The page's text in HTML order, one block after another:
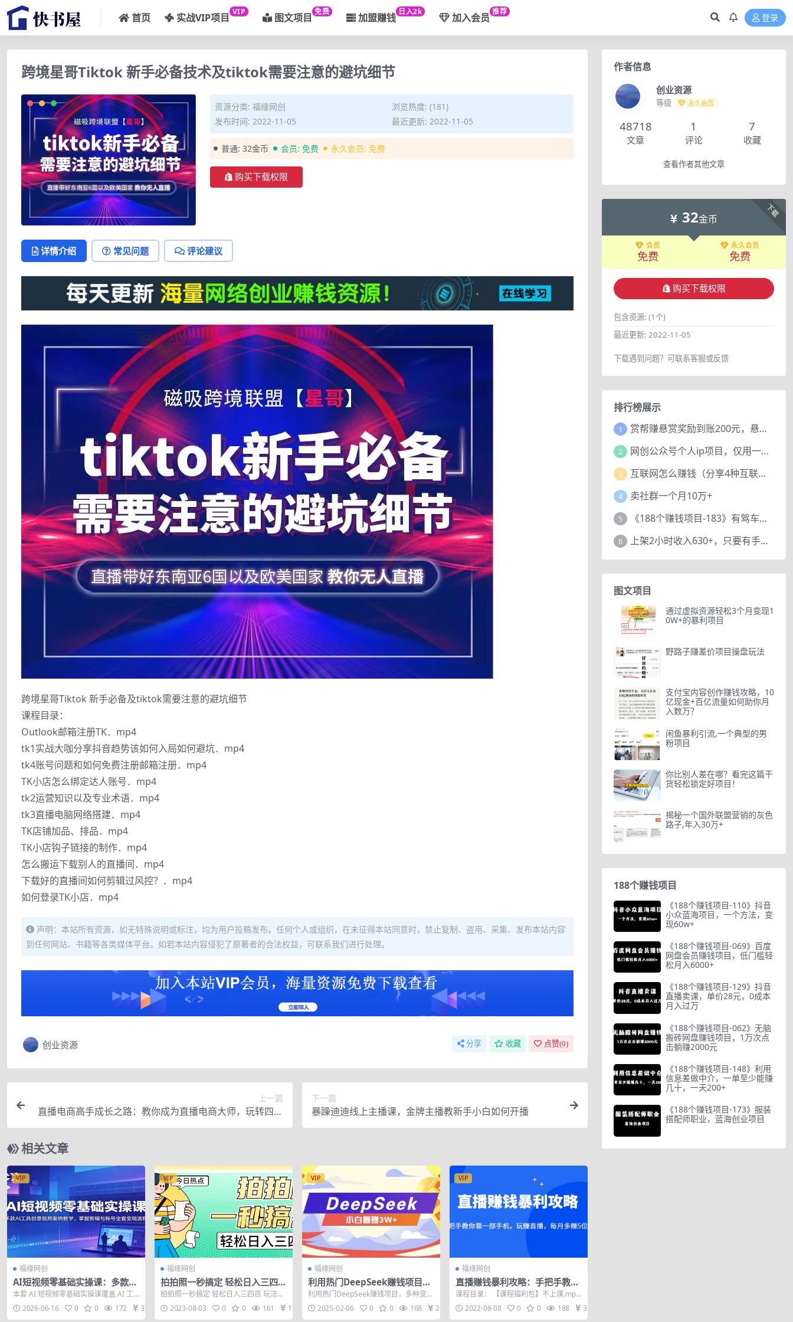
首页 实战VIP项目 VIP 图文项目 免费 加盟赚钱 日入2k 加入会员 推荐
登录
跨境星哥Tiktok 新手必备技术及tiktok需要注意的避坑细节
资源分类: 福缘网创
浏览热度: (181)
发布时间: 2022-11-05
最近更新: 2022-11-05
普通: 32金币 会员: 免费 永久会员: 免费
购买下载权限
详情介绍 常见问题 评论建议
跨境星哥Tiktok 新手必备及tiktok需要注意的避坑细节
课程目录：
Outlook邮箱注册TK．mp4
tk1实战大咖分享抖音趋势该如何入局如何避坑．mp4
tk4账号问题和如何免费注册邮箱注册．mp4
TK小店怎么绑定达人账号．mp4
tk2运营知识以及专业术语．mp4
tk3直播电脑网络搭建．mp4
TK店铺加品、排品．mp4
TK小店钩子链接的制作．mp4
怎么搬运下载别人的直播间．mp4
下载好的直播间如何剪辑过风控？．mp4
如何登录TK小店．mp4
声明：本站所有资源，如无特殊说明或标注，均为用户投稿发布。任何个人或组织，在未征得本站同意时，禁止复制、盗用、采集、发布本站内容
到任何网站、书籍等各类媒体平台。如若本站内容侵犯了原著者的合法权益，可联系我们进行处理。
创业资源 分享 收藏 点赞(0)
上一篇
直播电商高手成长之路：教你成为直播电商大师，玩转四大
板块
下一篇
暴躁迪迪线上主播课，金牌主播教新手小白如何开播
相关文章
VIP
福缘网创
AI短视频零基础实操课：多款AI
工具创意视频案例教学，掌握剪
辑与账号全套变现流程
本套 AI 短视频零基础实操课覆盖 AI 工
具、剪辑特效、多赛道视频创作、抖音
账...2026-06-16 0 0 172 31
VIP
福缘网创
拍拍照一秒搞定 轻松日入三四百
玩法无偿分享给你
拍拍照一秒搞定 轻松日入三四百 玩法无
偿分享给你
2023-08-03 0 0 161 19.9
VIP
福缘网创
利用热门DeepSeek赚钱项目，
多种变现方式小白也能盲赚3W
+，就是用这个方法
利用热门DeepSeek赚钱项目，多种变现
方式小白也能盲赚3W+，就是用这个方
法...2025-02-06 0 0 168 27
VIP
福缘网创
直播赚钱暴利攻略：手把手教你
靠一部手机，玩赚直播，每月多
赚5位数！
课程目录： 【课程福利包】不上课.mp4
1.人气篇:一开播就有人的暴力直播引人...
2022-08-08 0 0 188 32
作者信息
创业资源
等级 永久会员
48718
文章
1
评论
7
收藏
查看作者其他文章
下载
32金币
会员
免费
永久会员
免费
购买下载权限
包含资源: (1个)
最近更新: 2022-11-05
下载遇到问题？可联系客服或反馈
排行榜展示
1 赏帮赚悬赏奖励到账200元，悬赏任务多劳多得，人人可做。
2 网创公众号个人ip项目，仅用一篇文章做到全网引流！
3 互联网怎么赚钱（分享4种互联网赚钱模式）
4 卖社群一个月10万+
5 《188个赚钱项目-183》有驾车评项目，动动小手，复制粘贴赚44元！
6 上架2小时收入630+，只要有手就能做的AI搞钱项目，奶奶看完都能学会!
图文项目
通过虚拟资源轻松3个月变现1
0W+的暴利项目
野路子赚差价项目操盘玩法
支付宝内容创作赚钱攻略，10
亿现金+百亿流量如何助你月
入数万？
闲鱼暴利引流,一个典型的男
粉项目
你比别人差在哪？看完这篇干
货轻松锁定好项目！
揭秘一个国外联盟营销的灰色
路子,年入30万+
188个赚钱项目
《188个赚钱项目-110》抖音
小众蓝海项目，一个方法，变
现60w+
《188个赚钱项目-069》百度
网盘会员赚钱项目，低门槛轻
松月入6000+
《188个赚钱项目-129》抖音
直播卖课，单价28元，0成本
月入过万
《188个赚钱项目-062》无脑
搬砖网盘赚钱项目，1万次点
击躺赚2000元
《188个赚钱项目-148》利用
信息差做中介，一单至少能赚
几十，一天200+
《188个赚钱项目-173》服装
搭配师职业，蓝海创业项目